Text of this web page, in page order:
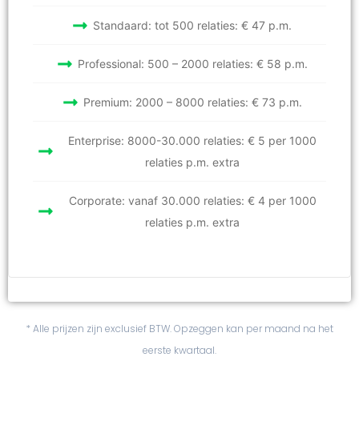
Standaard: tot 500 relaties: € 47 p.m.
Professional: 500 – 2000 relaties: € 58 p.m.
Premium: 2000 – 8000 relaties: € 73 p.m.
Enterprise: 8000-30.000 relaties: € 5 per 1000
relaties p.m. extra
Corporate: vanaf 30.000 relaties: € 4 per 1000
relaties p.m. extra
* Alle prijzen zijn exclusief BTW. Opzeggen kan per maand na het
eerste kwartaal.